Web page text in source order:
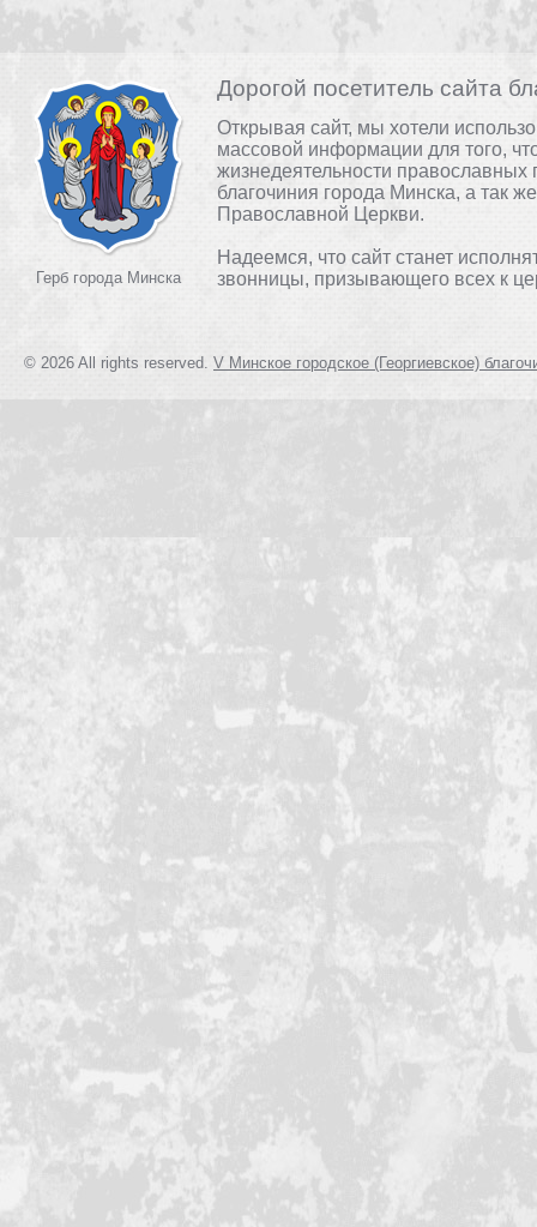
Герб города Минска
Дорогой посетитель сайта
Открывая сайт, мы хотели
массовой информации для того,
жизнедеятельности православных
благочиния города Минска, а так
Православной Церкви.
Надеемся, что сайт станет
звонницы, призывающего всех к
© 2026 All rights reserved. V Минское городское (Георгиевское)